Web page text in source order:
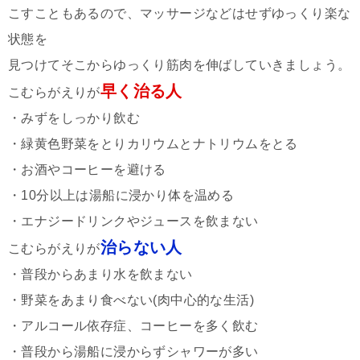
こすこともあるので、マッサージなどはせずゆっくり楽な
状態を
見つけてそこからゆっくり筋肉を伸ばしていきましょう。
こむらがえりが早く治る人
・みずをしっかり飲む
・緑黄色野菜をとりカリウムとナトリウムをとる
・お酒やコーヒーを避ける
・10分以上は湯船に浸かり体を温める
・エナジードリンクやジュースを飲まない
こむらがえりが治らない人
・普段からあまり水を飲まない
・野菜をあまり食べない(肉中心的な生活)
・アルコール依存症、コーヒーを多く飲む
・普段から湯船に浸からずシャワーが多い